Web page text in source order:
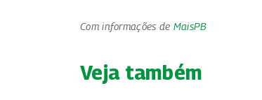
Com informações de MaisPB
Veja também